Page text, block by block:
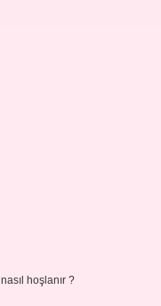
hoşlanır ?